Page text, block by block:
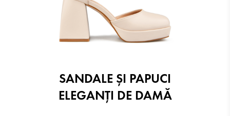
SANDALE ŞI PAPUCI
ELEGANŢI DE DAMĂ